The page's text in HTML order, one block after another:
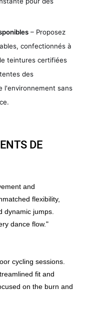
– Proposez
confectionnés à
teintures certifiées
des
l'environnement sans
DE
and
flexibility,
dynamic jumps.
dance flow."
cycling sessions.
fit and
on the burn and